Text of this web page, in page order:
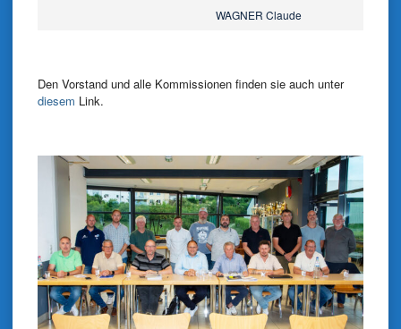
WAGNER Claude
Den Vorstand und alle Kommissionen finden sie auch unter
diesem Link.